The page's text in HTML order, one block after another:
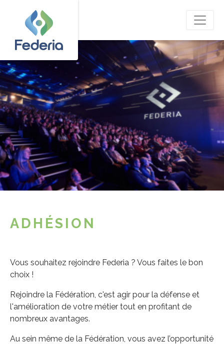
ADHÉSION
Vous souhaitez rejoindre Federia ? Vous faites le bon
choix !
Rejoindre la Fédération, c'est agir pour la défense et
l'amélioration de votre métier tout en profitant de
nombreux avantages.
Au sein même de la Fédération, vous avez l’opportunité